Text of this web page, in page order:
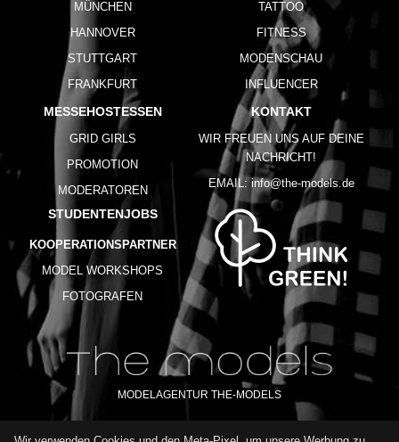
MÜNCHEN
HANNOVER
STUTTGART
FRANKFURT
TATTOO
FITNESS
MODENSCHAU
INFLUENCER
MESSEHOSTESSEN
GRID GIRLS
PROMOTION
MODERATOREN
STUDENTENJOBS
KOOPERATIONSPARTNER
MODEL WORKSHOPS
FOTOGRAFEN
KONTAKT
WIR FREUEN UNS AUF DEINE
NACHRICHT!
EMAIL: info@the-models.de
MODELAGENTUR THE-MODELS